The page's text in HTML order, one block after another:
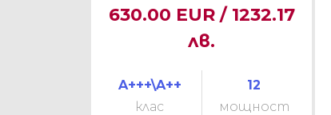
630.00 EUR / 1232.17
лв.
A+++\A++
клас
12
мощност